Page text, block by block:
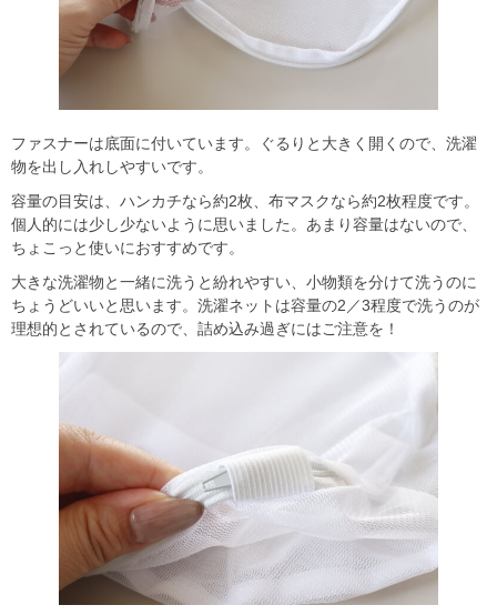
ファスナーは底面に付いています。ぐるりと大きく開くので、洗濯
物を出し入れしやすいです。
容量の目安は、ハンカチなら約2枚、布マスクなら約2枚程度です。
個人的には少し少ないように思いました。あまり容量はないので、
ちょこっと使いにおすすめです。
大きな洗濯物と一緒に洗うと紛れやすい、小物類を分けて洗うのに
ちょうどいいと思います。洗濯ネットは容量の2／3程度で洗うのが
理想的とされているので、詰め込み過ぎにはご注意を！